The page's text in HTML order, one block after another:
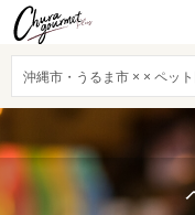
沖縄市・うるま市 × × ペッ